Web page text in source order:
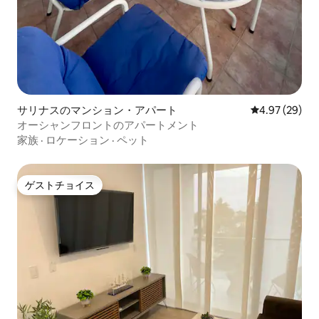
サリナスのマンション・アパート レビュー29
4.97 (29)
オーシャンフロントのアパートメント
家族 · ロケーション · ペット
ゲストチョイス
ゲストチョイス